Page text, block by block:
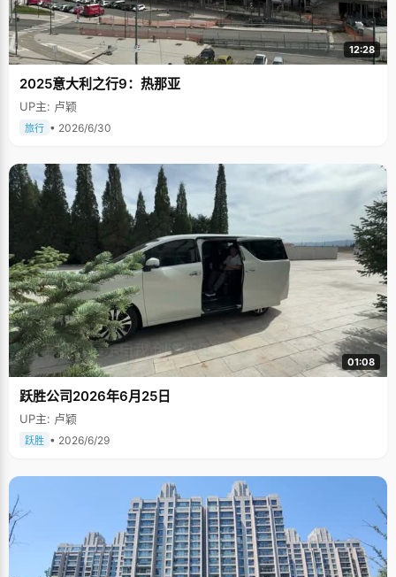
12:28
2025意大利之行9：热那亚
UP主: 卢颖
旅行 • 2026/6/30
01:08
跃胜公司2026年6月25日
UP主: 卢颖
跃胜 • 2026/6/29